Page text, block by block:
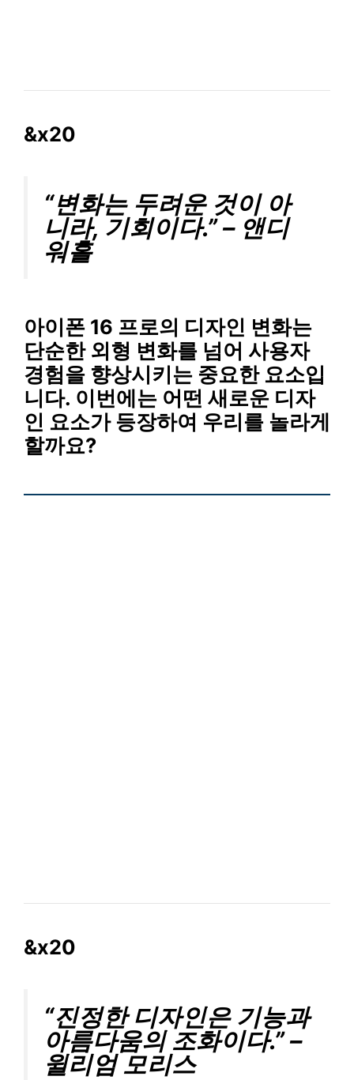
&x20
“변화는 두려운 것이 아
니라, 기회이다.” – 앤디
워홀
아이폰 16 프로의 디자인 변화는
단순한 외형 변화를 넘어 사용자
경험을 향상시키는 중요한 요소입
니다. 이번에는 어떤 새로운 디자
인 요소가 등장하여 우리를 놀라게
할까요?
&x20
“진정한 디자인은 기능과
아름다움의 조화이다.” –
윌리엄 모리스